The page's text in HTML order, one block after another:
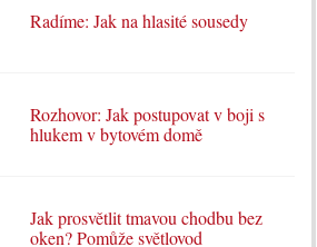
Radíme: Jak na hlasité sousedy
Rozhovor: Jak postupovat v boji s
hlukem v bytovém domě
Jak prosvětlit tmavou chodbu bez
oken? Pomůže světlovod